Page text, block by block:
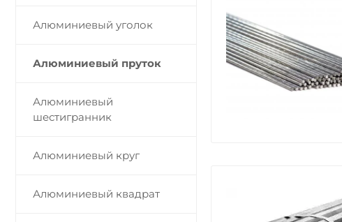
Алюминиевый уголок
Алюминиевый пруток
Алюминиевый
шестигранник
Алюминиевый круг
Алюминиевый квадрат